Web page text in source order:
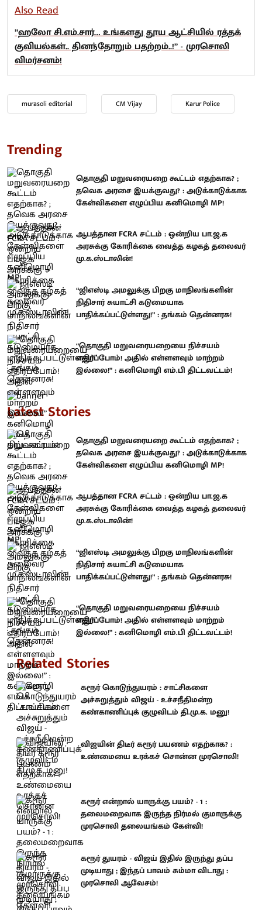
Also Read
”ஹலோ சி.எம்.சார்… உங்களது தூய ஆட்சியில் ரத்தக்
குவியல்கள்.. தினந்தோறும் பதற்றம்..!” - முரசொலி
விமர்சனம்!
murasoli editorial CM Vijay Karur Police
Trending
தொகுதி மறுவரையறை கூட்டம் எதற்காக? ;
தவெக அரசை இயக்குவது? : அடுக்காடுக்காக
கேள்விகளை எழுப்பிய கனிமொழி MP!
ஆபத்தான FCRA சட்டம் : ஒன்றிய பா.ஜ.க
அரசுக்கு கோரிக்கை வைத்த கழகத் தலைவர்
மு.க.ஸ்டாலின்!
“ஜிஎஸ்டி அமலுக்கு பிறகு மாநிலங்களின்
நிதிசார் சுயாட்சி கடுமையாக
பாதிக்கப்பட்டுள்ளது!” : தங்கம் தென்னரசு!
“தொகுதி மறுவரையறையை நிச்சயம்
எதிர்ப்போம்! அதில் எள்ளளவும் மாற்றம்
இல்லை!” : கனிமொழி எம்.பி திட்டவட்டம்!
Latest Stories
தொகுதி மறுவரையறை கூட்டம் எதற்காக? ;
தவெக அரசை இயக்குவது? : அடுக்காடுக்காக
கேள்விகளை எழுப்பிய கனிமொழி MP!
ஆபத்தான FCRA சட்டம் : ஒன்றிய பா.ஜ.க
அரசுக்கு கோரிக்கை வைத்த கழகத் தலைவர்
மு.க.ஸ்டாலின்!
“ஜிஎஸ்டி அமலுக்கு பிறகு மாநிலங்களின்
நிதிசார் சுயாட்சி கடுமையாக
பாதிக்கப்பட்டுள்ளது!” : தங்கம் தென்னரசு!
“தொகுதி மறுவரையறையை நிச்சயம்
எதிர்ப்போம்! அதில் எள்ளளவும் மாற்றம்
இல்லை!” : கனிமொழி எம்.பி திட்டவட்டம்!
Related Stories
கரூர் கொடுந்துயரம் : சாட்சிகளை
அச்சுறுத்தும் விஜய் - உச்சநீதிமன்ற
கண்காணிப்புக் குழுவிடம் தி.மு.க. மனு!
விஜயின் திடீர் கரூர் பயணம் எதற்காக? :
உண்மையை உரக்கச் சொன்ன முரசொலி!
கரூர் என்றால் யாருக்கு பயம்? - 1 :
தலைமறைவாக இருந்த நிர்மல் குமாருக்கு
முரசொலி தலையங்கம் கேள்வி!
கரூர் துயரம் - விஜய் இதில் இருந்து தப்ப
முடியாது ; இந்தப் பாவம் சும்மா விடாது :
முரசொலி ஆவேசம்!